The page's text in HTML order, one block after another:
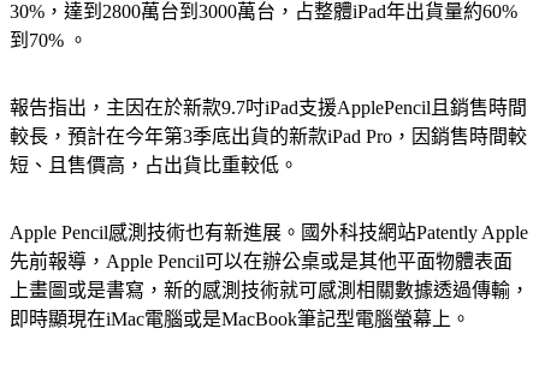
30%，達到2800萬台到3000萬台，占整體iPad年出貨量約60%
到70% 。
報告指出，主因在於新款9.7吋iPad支援ApplePencil且銷售時間
較長，預計在今年第3季底出貨的新款iPad Pro，因銷售時間較
短、且售價高，占出貨比重較低。
Apple Pencil感測技術也有新進展。國外科技網站Patently Apple
先前報導，Apple Pencil可以在辦公桌或是其他平面物體表面
上畫圖或是書寫，新的感測技術就可感測相關數據透過傳輸，
即時顯現在iMac電腦或是MacBook筆記型電腦螢幕上。